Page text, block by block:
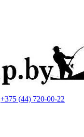
+375 (44) 720-00-22